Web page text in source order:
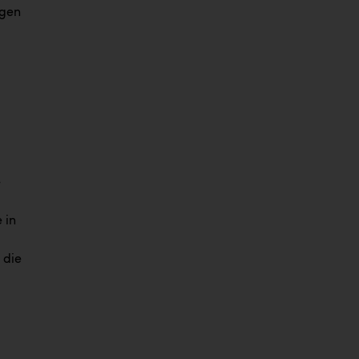
in
die